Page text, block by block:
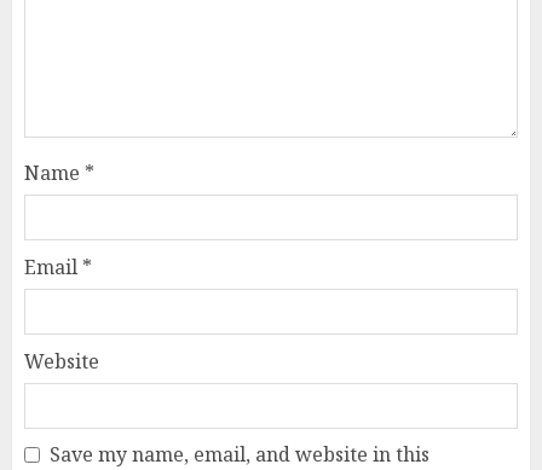
Name *
Email *
Website
Save my name, email, and website in this